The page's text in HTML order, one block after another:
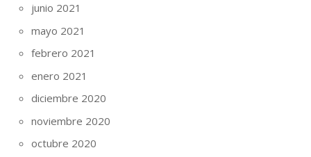
junio 2021
mayo 2021
febrero 2021
enero 2021
diciembre 2020
noviembre 2020
octubre 2020